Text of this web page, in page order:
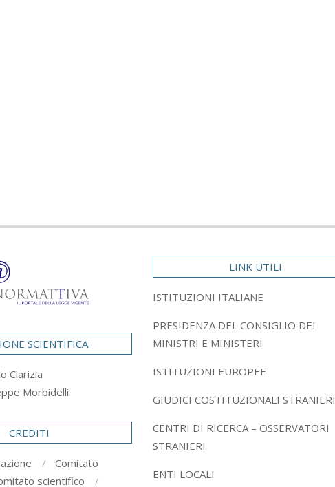
SCIENTIFICA:
Clarizia
Morbidelli
CREDITI
Comitato
scientifico
LINK UTILI
ISTITUZIONI ITALIANE
PRESIDENZA DEL CONSIGLIO DEI
MINISTRI E MINISTERI
ISTITUZIONI EUROPEE
GIUDICI COSTITUZIONALI STRANIERI
CENTRI DI RICERCA – OSSERVATORI
STRANIERI
ENTI LOCALI